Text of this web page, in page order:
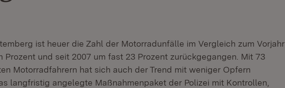
ist heuer die Zahl der Motorradunfälle im Vergleich zum Vorjahr
Prozent und seit 2007 um fast 23 Prozent zurückgegangen. Mit 73
Motorradfahrern hat sich auch der Trend mit weniger Opfern
langfristig angelegte Maßnahmenpaket der Polizei mit Kontrollen,